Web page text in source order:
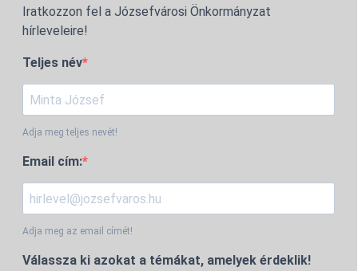
Iratkozzon fel a Józsefvárosi Önkormányzat
hírleveleire!
Teljes név
Adja meg teljes nevét!
Email cím:
Adja meg az email címét!
Válassza ki azokat a témákat, amelyek érdeklik!